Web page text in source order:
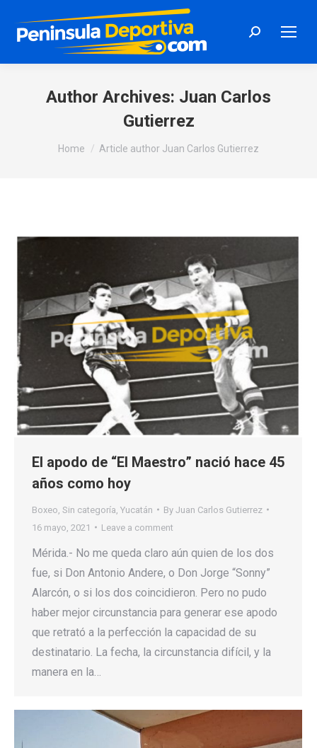
Search:
Author Archives: Juan Carlos
Gutierrez
You are here:
Home Article author Juan Carlos Gutierrez
El apodo de “El Maestro” nació hace 45
años como hoy
Boxeo Sin categoría Yucatán By Juan Carlos Gutierrez
16 mayo, 2021
Leave a comment
Mérida.- No me queda claro aún quien de los dos
fue, si Don Antonio Andere, o Don Jorge “Sonny”
Alarcón, o si los dos coincidieron. Pero no pudo
haber mejor circunstancia para generar ese apodo
que retrató a la perfección la capacidad de su
destinatario. La fecha, la circunstancia difícil, y la
manera en la…